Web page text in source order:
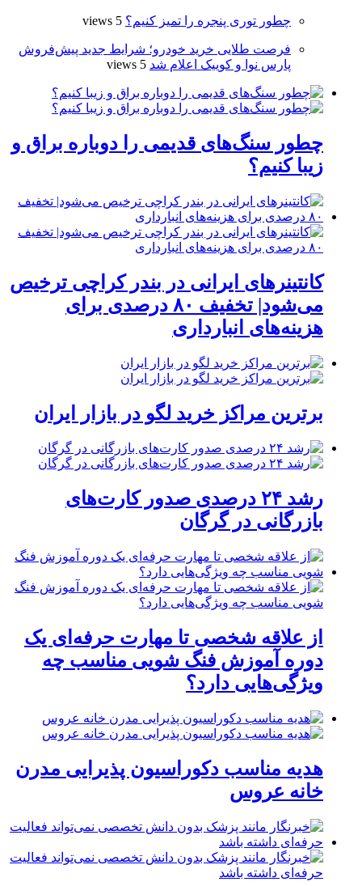
چطور توری پنجره را تمیز کنیم؟ 5 views
فرصت طلایی خرید خودرو؛ شرایط جدید پیش‌فروش
پارس نوا و کوییک اعلام شد 5 views
چطور سنگ‌های قدیمی را دوباره براق و
زیبا کنیم؟
کانتینرهای ایرانی در بندر کراچی ترخیص
می‌شود| تخفیف ۸۰ درصدی برای
هزینه‌های انبارداری
برترین مراکز خرید لگو در بازار ایران
رشد ۲۴ درصدی صدور کارت‌های
بازرگانی در گرگان
از علاقه شخصی تا مهارت حرفه‌ای یک
دوره آموزش فنگ شویی مناسب چه
ویژگی‌هایی دارد؟
هدیه مناسب دکوراسیون پذیرایی مدرن
خانه عروس